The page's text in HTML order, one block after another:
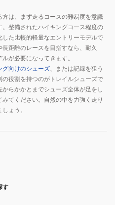
は、まず走るコースの難易度を意識
整備されたハイキングコース程度の
た比較的軽量なエントリーモデルで
距離のレースを目指すなら、耐久
が必要になってきます。
グ向けのシューズ、または記録を狙う
の役割を持つのがトレイルシューズで
らかかとまでシューズ全体が足をし
てください。自然の中を力強く走り
ょう。
す